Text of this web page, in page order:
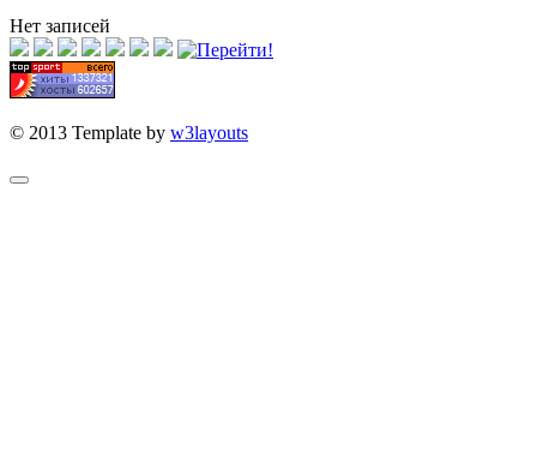
Нет записей
© 2013 Template by w3layouts